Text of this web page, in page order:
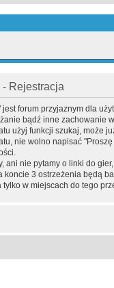
- Rejestracja
jest forum przyjaznym dla
bądź inne zachowanie
użyj funkcji szukaj, może
nie wolno napisać
ani nie pytamy o linki do
koncie 3 ostrzeżenia będą
tylko w miejscach do tego